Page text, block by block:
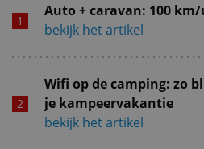
Auto + caravan: 100
bekijk het artikel
Wifi op de camping: zo
je kampeervakantie
bekijk het artikel